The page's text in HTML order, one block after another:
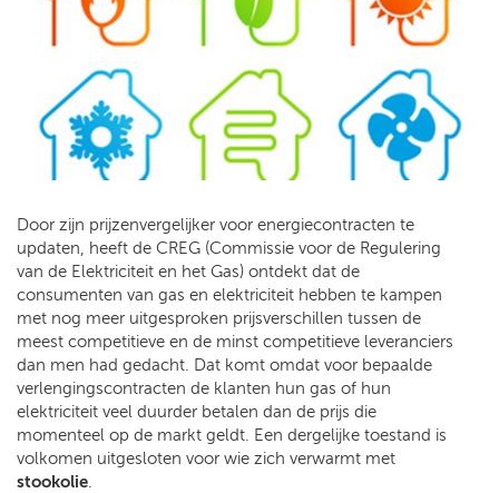
Door zijn prijzenvergelijker voor energiecontracten te
updaten, heeft de CREG (Commissie voor de Regulering
van de Elektriciteit en het Gas) ontdekt dat de
consumenten van gas en elektriciteit hebben te kampen
met nog meer uitgesproken prijsverschillen tussen de
meest competitieve en de minst competitieve leveranciers
dan men had gedacht. Dat komt omdat voor bepaalde
verlengingscontracten de klanten hun gas of hun
elektriciteit veel duurder betalen dan de prijs die
momenteel op de markt geldt. Een dergelijke toestand is
volkomen uitgesloten voor wie zich verwarmt met
stookolie.